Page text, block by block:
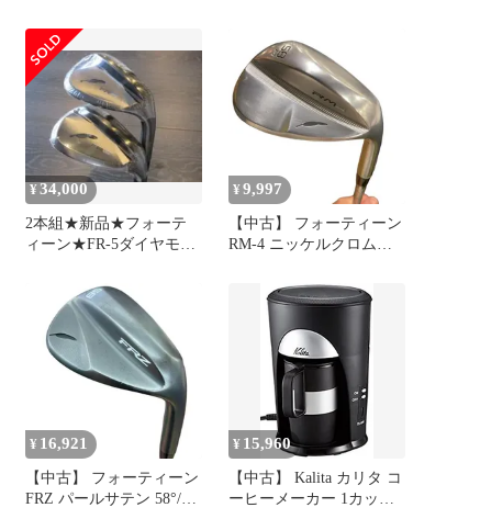
男性用 右利き 右用 Cラ
ンク ゴルフクラブ
¥34,000
2本組★新品★フォーテ
ィーン★FR-5ダイヤモン
¥ 9,997
【中古】 フォーティーン
RM-4 ニッケルクロムメ
TS-101w (フレックスその
他) メンズ 男性用 右利き
右用 Cランク ゴルフクラ
¥ 16,921
【中古】 フォーティーン
FRZ パールサテン 58°/T
¥ 15,960
【中古】 Kalita カリタ コ
ーヒーメーカー 1カップ